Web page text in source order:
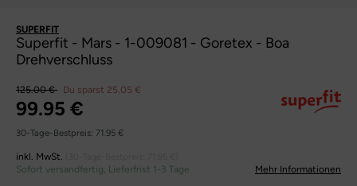
SUPERFIT
Superfit - Mars - 1-009081 - Goretex - Boa
Drehverschluss
125.00 € Du sparst 25.05 €
99.95 €
30-Tage-Bestpreis: 71.95 €
inkl. MwSt.
Sofort versandfertig, Lieferfrist 1-3 Tage Mehr Informationen